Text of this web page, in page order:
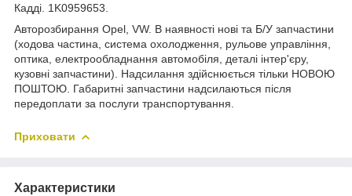
Кадді. 1K0959653.
Авторозбирання Opel, VW. В наявності нові та Б/У запчастини
(ходова частина, система охолодження, рульове управління,
оптика, електрообладнання автомобіля, деталі інтер'єру,
кузовні запчастини). Надсилання здійснюється тільки НОВОЮ
ПОШТОЮ. Габаритні запчастини надсилаються після
передоплати за послуги транспортування.
Приховати
Характеристики